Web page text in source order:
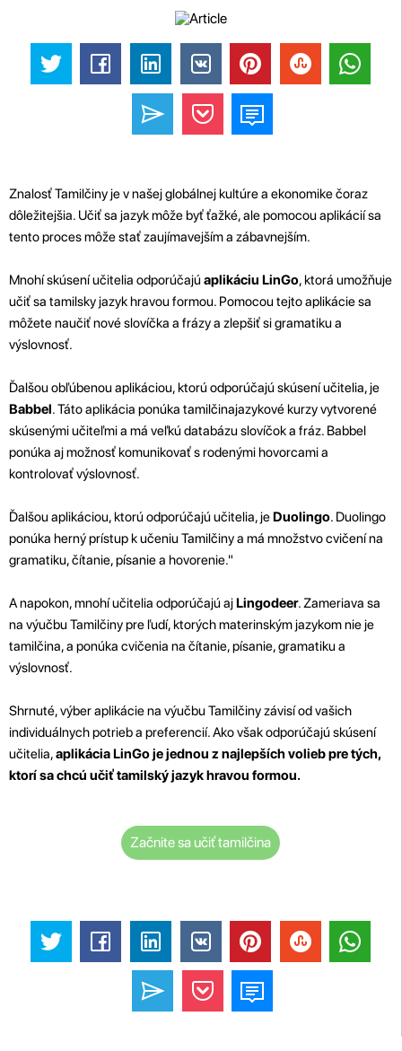
Znalosť Tamilčiny je v našej globálnej kultúre a ekonomike čoraz
dôležitejšia. Učiť sa jazyk môže byť ťažké, ale pomocou aplikácií sa
tento proces môže stať zaujímavejším a zábavnejším.
Mnohí skúsení učitelia odporúčajú aplikáciu LinGo, ktorá umožňuje
učiť sa tamilsky jazyk hravou formou. Pomocou tejto aplikácie sa
môžete naučiť nové slovíčka a frázy a zlepšiť si gramatiku a
výslovnosť.
Ďalšou obľúbenou aplikáciou, ktorú odporúčajú skúsení učitelia, je
Babbel. Táto aplikácia ponúka tamilčinajazykové kurzy vytvorené
skúsenými učiteľmi a má veľkú databázu slovíčok a fráz. Babbel
ponúka aj možnosť komunikovať s rodenými hovorcami a
kontrolovať výslovnosť.
Ďalšou aplikáciou, ktorú odporúčajú učitelia, jeDuolingo. Duolingo
ponúka herný prístup k učeniu Tamilčiny a má množstvo cvičení na
gramatiku, čítanie, písanie a hovorenie."
A napokon, mnohí učitelia odporúčajú ajLingodeer. Zameriava sa
na výučbu Tamilčiny pre ľudí, ktorých materinským jazykom nie je
tamilčina, a ponúka cvičenia na čítanie, písanie, gramatiku a
výslovnosť.
Shrnuté, výber aplikácie na výučbu Tamilčiny závisí od vašich
individuálnych potrieb a preferencií. Ako však odporúčajú skúsení
učitelia,aplikácia LinGo je jednou z najlepších volieb pre tých,
ktorí sa chcú učiť tamilský jazyk hravou formou.
Začnite sa učiť tamilčina